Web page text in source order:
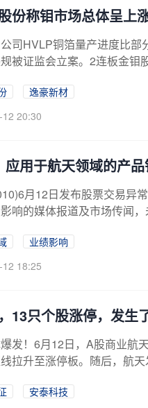
份称钼市场总体呈上
公司HVLP铜箔量产进度比
被证监会立案。2连板金
逸豪新材
12 20:30
用于航天领域的产
月12日发布股票交易异
响的媒体报道及市场传闻
业绩影响
12 18:25
13只个股涨停，发生
发！6月12日，A股商业航
拉升至涨停板。随后，航
安泰科技